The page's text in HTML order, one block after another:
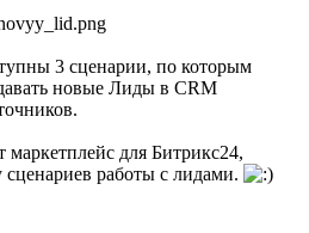
3 сценарии, по которым
новые Лиды в CRM
маркетплейс для Битрикс24,
работы с лидами.